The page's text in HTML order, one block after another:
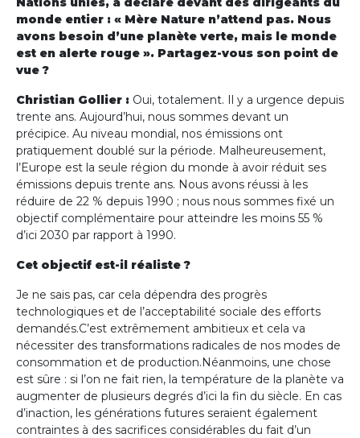
monde entier : « Mère Nature n’attend pas. Nous
avons besoin d’une planète verte, mais le monde
est en alerte rouge ». Partagez-vous son point de
vue ?
Christian Gollier : Oui, totalement. Il y a urgence depuis
trente ans. Aujourd’hui, nous sommes devant un
précipice. Au niveau mondial, nos émissions ont
pratiquement doublé sur la période. Malheureusement,
l’Europe est la seule région du monde à avoir réduit ses
émissions depuis trente ans. Nous avons réussi à les
réduire de 22 % depuis 1990 ; nous nous sommes fixé un
objectif complémentaire pour atteindre les moins 55 %
d’ici 2030 par rapport à 1990.
Cet objectif est-il réaliste ?
Je ne sais pas, car cela dépendra des progrès
technologiques et de l’acceptabilité sociale des efforts
demandés.C’est extrêmement ambitieux et cela va
nécessiter des transformations radicales de nos modes de
consommation et de production.Néanmoins, une chose
est sûre : si l’on ne fait rien, la température de la planète va
augmenter de plusieurs degrés d’ici la fin du siècle. En cas
d’inaction, les générations futures seraient également
contraintes à des sacrifices considérables du fait d’un